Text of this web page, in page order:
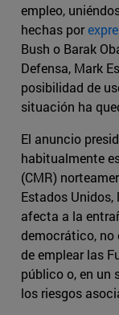
empleo,
hechas por
Bush o Barak
Defensa, Mark
posibilidad de
situación ha
El anuncio
habitualmente
(CMR)
Estados
afecta a la
democrático, no
de emplear las
público o, en un
los riesgos